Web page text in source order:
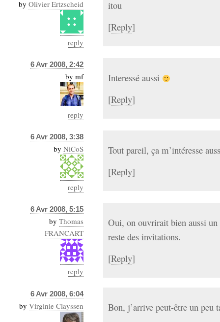
by Olivier Ertzscheid
reply
itou
[Reply]
6 Avr 2008, 2:42
by mf
reply
Interessé aussi
[Reply]
6 Avr 2008, 3:38
by NiCoS
reply
Tout pareil, ça m’intéresse
[Reply]
6 Avr 2008, 5:15
by Thomas
FRANCART
reply
Oui, on ouvrirait bien aussi
reste des invitations.
[Reply]
6 Avr 2008, 6:04
by Virginie Clayssen
Bon, j’arrive peut-être un peu
technique technologies
travail
Web-
Sémantique
écriture
Archives
Archives